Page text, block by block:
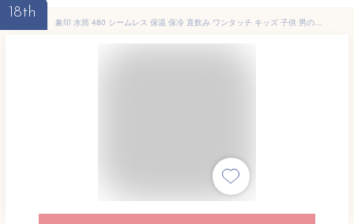
18th
象印 水筒 480 シームレス 保温 保冷 直飲み ワンタッチ キッズ 子供 男の子 魔法瓶 ステンレス マグ 480ml 軽量 かっこいい おしゃれ スポーツドリンク対応 ラクリアコート 洗いやすい パッキン なし ブルー ブラック ネイビー SM-WM48